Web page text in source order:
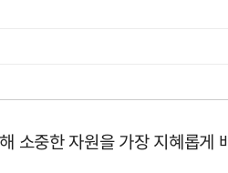
소중한 자원을 가장 지혜롭게